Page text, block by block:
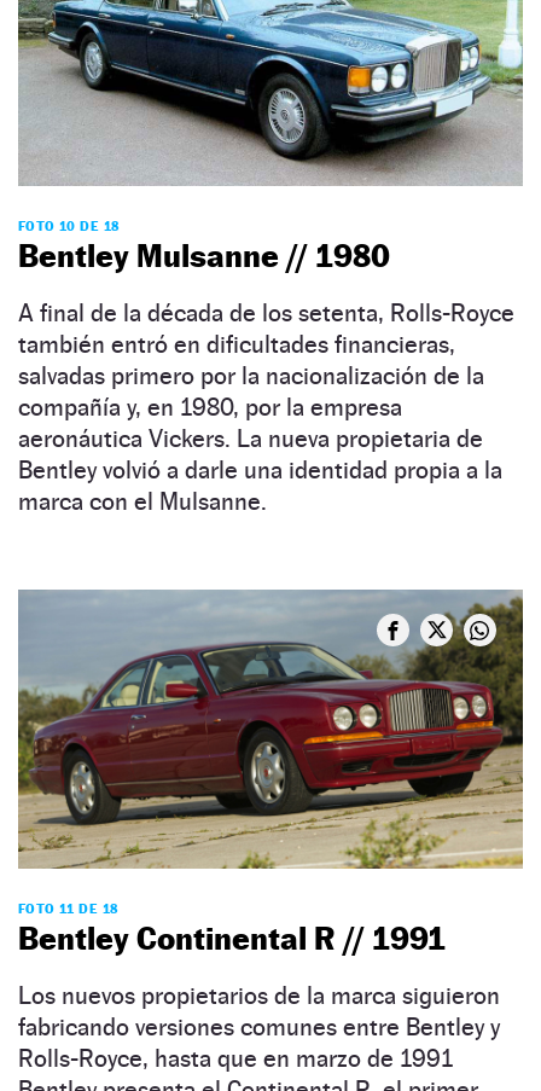
FOTO 10 DE 18
Bentley Mulsanne // 1980
A final de la década de los setenta, Rolls-Royce
también entró en dificultades financieras,
salvadas primero por la nacionalización de la
compañía y, en 1980, por la empresa
aeronáutica Vickers. La nueva propietaria de
Bentley volvió a darle una identidad propia a la
marca con el Mulsanne.
FOTO 11 DE 18
Bentley Continental R // 1991
Los nuevos propietarios de la marca siguieron
fabricando versiones comunes entre Bentley y
Rolls-Royce, hasta que en marzo de 1991